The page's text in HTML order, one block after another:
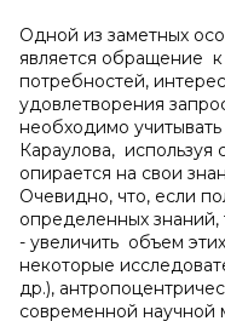
Одной из заметных
является обращение к
потребностей,
удовлетворения
необходимо
Караулова, используя
опирается на свои
Очевидно, что, если
определенных
- увеличить объем
некоторые
др.),
современной научной